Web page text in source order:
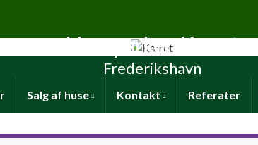
Haveparken Kæret
Frederikshavn
Salg af huse Kontakt Referater